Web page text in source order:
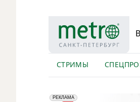
СТРИМЫ
erid: 2VfnxyFybV5
РЕКЛАМА
ПАО "Банк "Санкт-Петербург",